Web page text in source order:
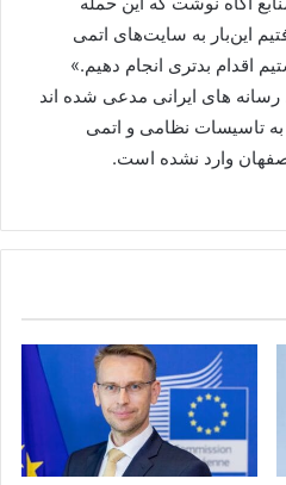
این‌بار به سایت‌های اتمی
اقدام بدتری انجام دهیم.»
رسانه های ایرانی مدعی شده اند
تاسیسات نظامی و اتمی
وارد نشده است.